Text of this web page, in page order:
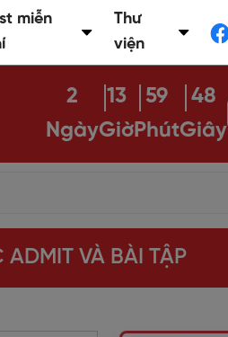
miễn
Thư
viện
2
Ngày
13
Giờ
59
Phút
46
Giây
VÀ BÀI TẬP